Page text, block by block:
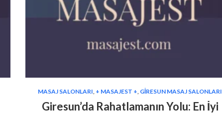
MASAJ SALONLARI, + MASAJEST +, GIRESUN MASAJ SALONLARI
Giresun’da Rahatlamanın Yolu: En İyi